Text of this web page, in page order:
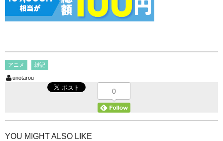
アニメ 雑記
unotarou
0
YOU MIGHT ALSO LIKE